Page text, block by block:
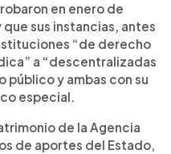
en enero de
sus instancias, antes
“de derecho
a “descentralizadas
público y ambas con su
especial.
de la Agencia
de aportes del Estado,